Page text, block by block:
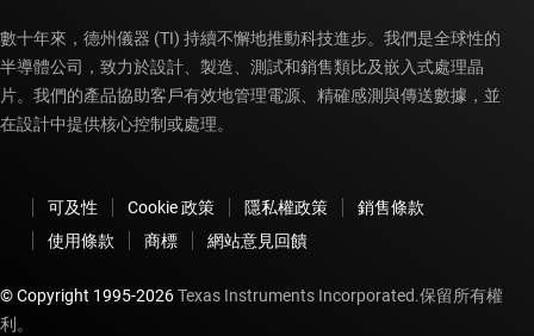
數十年來，德州儀器 (TI) 持續不懈地推動科技進步。我們是全球性的
半導體公司，致力於設計、製造、測試和銷售類比及嵌入式處理晶
片。我們的產品協助客戶有效地管理電源、精確感測與傳送數據，並
在設計中提供核心控制或處理。
可及性 Cookie 政策 隱私權政策
銷售條款
使用條款
商標 網站意見回饋
© Copyright 1995-2026Texas Instruments Incorporated.保留所有權
利。